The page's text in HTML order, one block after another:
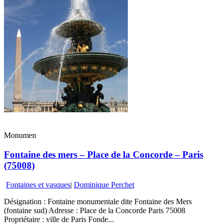
Monumen
Fontaine des mers – Place de la Concorde – Paris
(75008)
Fontaines et vasques| Dominique Perchet
Désignation : Fontaine monumentale dite Fontaine des Mers
(fontaine sud) Adresse : Place de la Concorde Paris 75008
Propriétaire : ville de Paris Fonde...